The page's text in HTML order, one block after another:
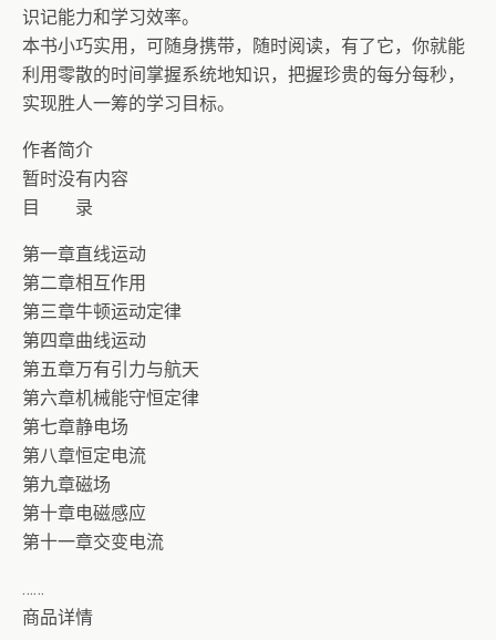
识记能力和学习效率。
本书小巧实用，可随身携带，随时阅读，有了它，你就能
利用零散的时间掌握系统地知识，把握珍贵的每分每秒，
实现胜人一筹的学习目标。
作者简介
暂时没有内容
目 录
第一章直线运动
第二章相互作用
第三章牛顿运动定律
第四章曲线运动
第五章万有引力与航天
第六章机械能守恒定律
第七章静电场
第八章恒定电流
第九章磁场
第十章电磁感应
第十一章交变电流
……
商品详情